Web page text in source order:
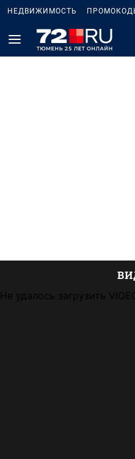
НЕДВИЖИМОСТЬ
Не удалось загрузить